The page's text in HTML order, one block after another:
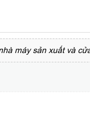
máy sản xuất và